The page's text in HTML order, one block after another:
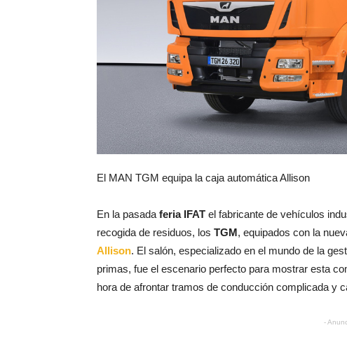
El MAN TGM equipa la caja automática Allison
En la pasada feria IFAT el fabricante de vehículos
recogida de residuos, los TGM, equipados con la
Allison. El salón, especializado en el mundo de la
primas, fue el escenario perfecto para mostrar esta
hora de afrontar tramos de conducción complicada y
-